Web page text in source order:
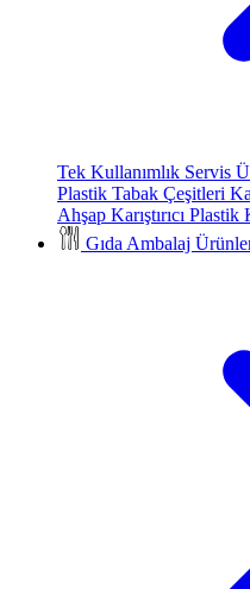
Tek Kullanımlık Servis
Plastik Tabak Çeşitleri
Ahşap Karıştırıcı Plastik
Gıda Ambalaj